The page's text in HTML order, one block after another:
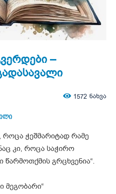
–
1572 ნახვა
როცა ჭეშმარიტად რამე
კი, როცა საჭირო
წარმოთქმის გრცხვენია“.
მეგობარი“